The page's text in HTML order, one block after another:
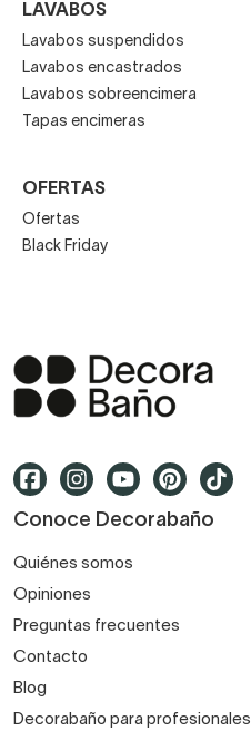
LAVABOS
Lavabos suspendidos
Lavabos encastrados
Lavabos sobreencimera
Tapas encimeras
OFERTAS
Ofertas
Black Friday
Conoce Decorabaño
Quiénes somos
Opiniones
Preguntas frecuentes
Contacto
Blog
Decorabaño para profesionales